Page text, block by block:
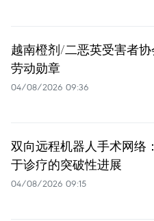
越南橙剂/二恶英受害者
劳动勋章
04/08/2026 09:36
双向远程机器人手术网络
于诊疗的突破性进展
04/08/2026 09:15